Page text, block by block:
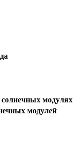
солнечных модулях
модулей